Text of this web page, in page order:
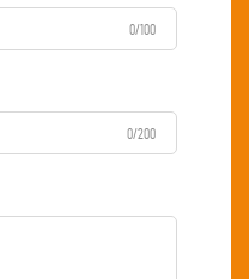
0/100
0/200